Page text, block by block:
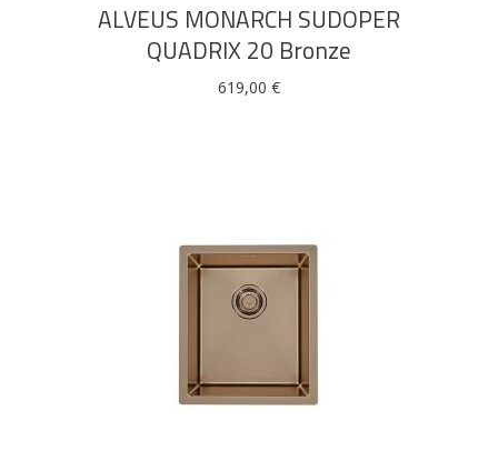
ALVEUS MONARCH SUDOPER
QUADRIX 20 Bronze
619,00 €